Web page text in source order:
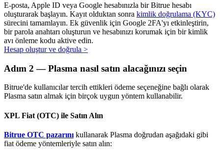
Uzun vadeli kâr ve esnek çıkarlar elde edin
Stake Etmeyi Öğrenin
Bitrue
AI
E-posta, Apple ID veya Google hesabınızla bir Bitrue hesabı
oluşturarak başlayın. Kayıt olduktan sonra kimlik doğrulama (KYC)
sürecini tamamlayın. Ek güvenlik için Google 2FA'yı etkinleştirin,
bir parola anahtarı oluşturun ve hesabınızı korumak için bir kimlik
avı önleme kodu aktive edin.
Hesap oluştur ve doğrula >
Adım 2 — Plasma nasıl satın alacağınızı seçin
Bitrue'de kullanıcılar tercih ettikleri ödeme seçeneğine bağlı olarak
Plasma satın almak için birçok uygun yöntem kullanabilir.
XPL Fiat (OTC) ile Satın Alın
Bitrue OTC pazarını kullanarak Plasma doğrudan aşağıdaki gibi
fiat ödeme yöntemleriyle satın alın: